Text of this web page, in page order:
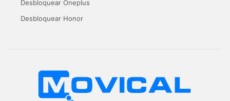
Desbloquear Oneplus
Desbloquear Honor